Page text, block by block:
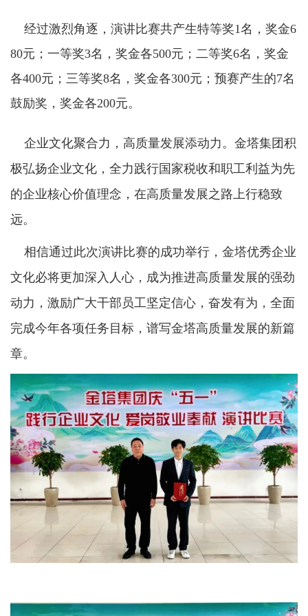
经过激烈角逐，演讲比赛共产生特等奖1名，奖金6
80元；一等奖3名，奖金各500元；二等奖6名，奖金
各400元；三等奖8名，奖金各300元；预赛产生的7名
鼓励奖，奖金各200元。
企业文化聚合力，高质量发展添动力。金塔集团积
极弘扬企业文化，全力践行国家税收和职工利益为先
的企业核心价值理念，在高质量发展之路上行稳致
远。
相信通过此次演讲比赛的成功举行，金塔优秀企业
文化必将更加深入人心，成为推进高质量发展的强劲
动力，激励广大干部员工坚定信心，奋发有为，全面
完成今年各项任务目标，谱写金塔高质量发展的新篇
章。